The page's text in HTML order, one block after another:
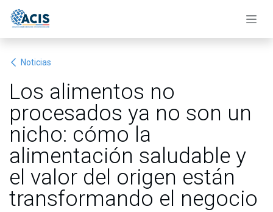
Noticias
Los alimentos no
procesados ya no son un
nicho: cómo la
alimentación saludable y
el valor del origen están
transformando el negocio